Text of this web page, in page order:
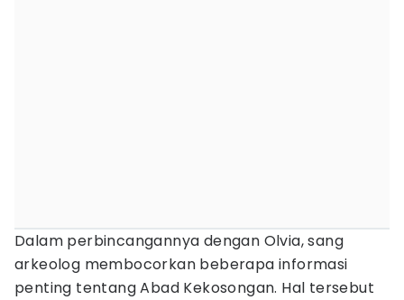
Dalam perbincangannya dengan Olvia, sang
arkeolog membocorkan beberapa informasi
penting tentang Abad Kekosongan. Hal tersebut